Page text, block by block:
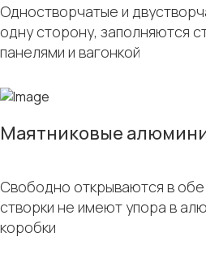
Одностворчатые и
одну сторону, заполняются
панелями и вагонкой
Маятниковые
Свободно открываются в обе
створки не имеют упора в
коробки